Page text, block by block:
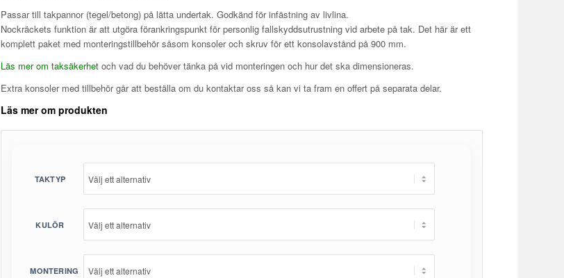
Passar till takpannor (tegel/betong) på lätta undertak. Godkänd för infästning av livlina.
Nockräckets funktion är att utgöra förankringspunkt för personlig fallskyddsutrustning vid arbete på tak. Det här är ett
komplett paket med monteringstillbehör såsom konsoler och skruv för ett konsolavstånd på 900 mm.
Läs mer om taksäkerhet och vad du behöver tänka på vid monteringen och hur det ska dimensioneras.
Extra konsoler med tillbehör går att beställa om du kontaktar oss så kan vi ta fram en offert på separata delar.
Läs mer om produkten
TAKTYP
KULÖR
MONTERING